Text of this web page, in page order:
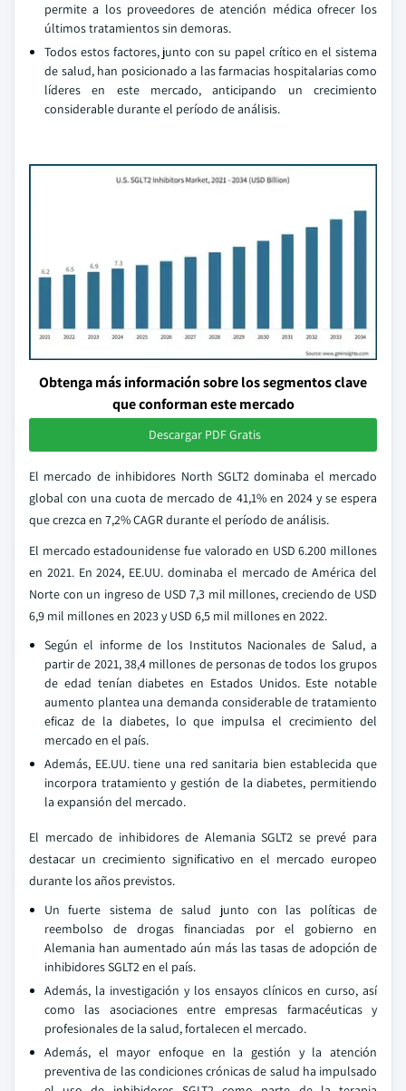
permite a los proveedores de atención médica ofrecer los
últimos tratamientos sin demoras.
Todos estos factores, junto con su papel crítico en el sistema
de salud, han posicionado a las farmacias hospitalarias como
líderes en este mercado, anticipando un crecimiento
considerable durante el período de análisis.
Obtenga más información sobre los segmentos clave
que conforman este mercado
Descargar PDF Gratis
El mercado de inhibidores North SGLT2 dominaba el mercado
global con una cuota de mercado de 41,1% en 2024 y se espera
que crezca en 7,2% CAGR durante el período de análisis.
El mercado estadounidense fue valorado en USD 6.200 millones
en 2021. En 2024, EE.UU. dominaba el mercado de América del
Norte con un ingreso de USD 7,3 mil millones, creciendo de USD
6,9 mil millones en 2023 y USD 6,5 mil millones en 2022.
Según el informe de los Institutos Nacionales de Salud, a
partir de 2021, 38,4 millones de personas de todos los grupos
de edad tenían diabetes en Estados Unidos. Este notable
aumento plantea una demanda considerable de tratamiento
eficaz de la diabetes, lo que impulsa el crecimiento del
mercado en el país.
Además, EE.UU. tiene una red sanitaria bien establecida que
incorpora tratamiento y gestión de la diabetes, permitiendo
la expansión del mercado.
El mercado de inhibidores de Alemania SGLT2 se prevé para
destacar un crecimiento significativo en el mercado europeo
durante los años previstos.
Un fuerte sistema de salud junto con las políticas de
reembolso de drogas financiadas por el gobierno en
Alemania han aumentado aún más las tasas de adopción de
inhibidores SGLT2 en el país.
Además, la investigación y los ensayos clínicos en curso, así
como las asociaciones entre empresas farmacéuticas y
profesionales de la salud, fortalecen el mercado.
Además, el mayor enfoque en la gestión y la atención
preventiva de las condiciones crónicas de salud ha impulsado